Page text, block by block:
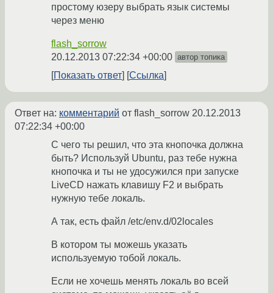
простому юзеру выбрать язык системы
через меню
flash_sorrow
20.12.2013 07:22:34 +00:00 автор топика
Показать ответ Ссылка
Ответ на: комментарий от flash_sorrow 20.12.2013
07:22:34 +00:00
С чего ты решил, что эта кнопочка должна
быть? Используй Ubuntu, раз тебе нужна
кнопочка и ты не удосужился при запуске
LiveCD нажать клавишу F2 и выбрать
нужную тебе локаль.
А так, есть файл /etc/env.d/02locales
В котором ты можешь указать
используемую тобой локаль.
Если не хочешь менять локаль во всей